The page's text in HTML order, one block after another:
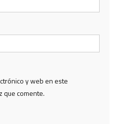
y web en este
que comente.